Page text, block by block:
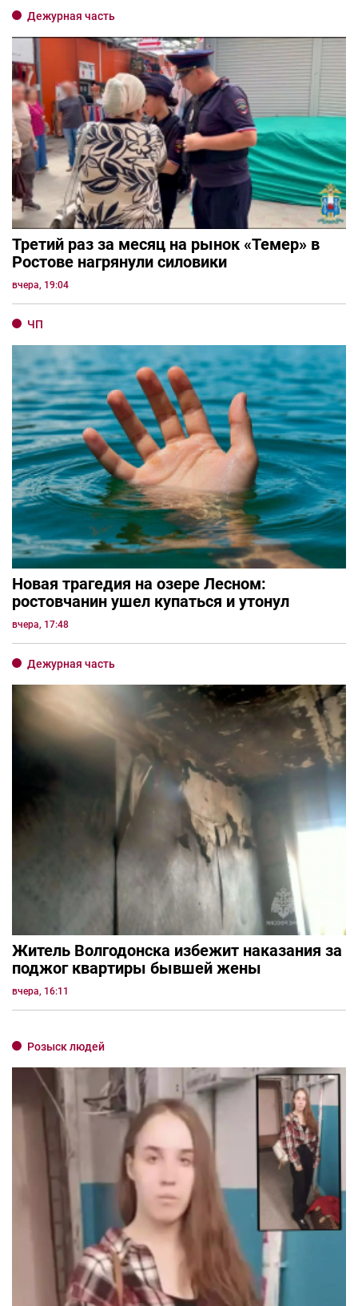
Дежурная часть
Третий раз за месяц на рынок «Темер» в
Ростове нагрянули силовики
вчера, 19:04
ЧП
Новая трагедия на озере Лесном:
ростовчанин ушел купаться и утонул
вчера, 17:48
Дежурная часть
Житель Волгодонска избежит наказания за
поджог квартиры бывшей жены
вчера, 16:11
Розыск людей